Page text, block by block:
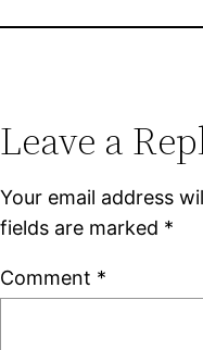
Leave a
Your email address
fields are marked *
Comment *